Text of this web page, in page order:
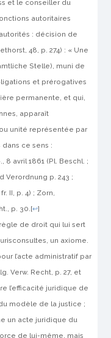
et le conseiller du
autoritaires
: décision de
48, p. 274) : « Une
Stelle), muni de
et prérogatives
permanente, et qui,
apparaît
unité représentée par
ce sens :
8 avril 1861 (Pl. Beschl. ;
Verordnung p. 243 ;
II, p. 4) ; Zorn,
p. 30.[↩]
de droit qui lui sert
un axiome.
l’acte administratif par
Verw. Recht, p. 27, et
l’efficacité juridique de
modèle de la justice ;
un acte juridique du
de lui-même, mais